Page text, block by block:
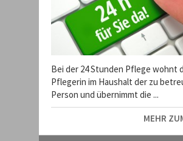
Bei der 24 Stunden Pflege wohnt
Pflegerin im Haushalt der zu
Person und übernimmt die ...
MEHR